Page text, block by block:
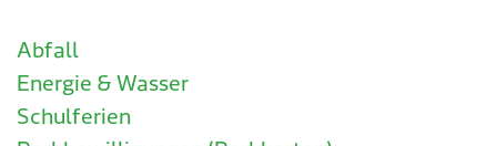
Abfall
Energie & Wasser
Schulferien